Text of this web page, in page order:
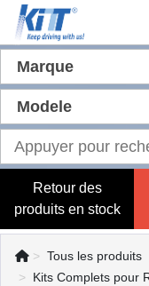
Marque
Modele
Retour des
produits en stock
Tous les produits
Kits Complets pour